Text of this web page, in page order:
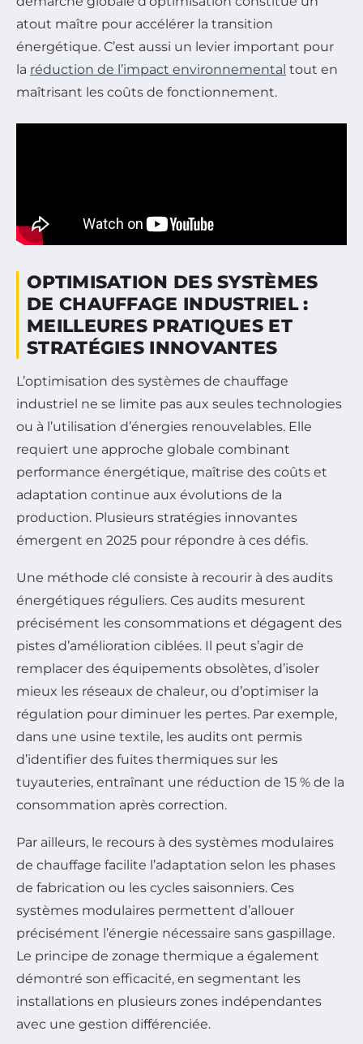
atout maître pour accélérer la transition
énergétique. C’est aussi un levier important pour
la réduction de l’impact environnemental tout en
maîtrisant les coûts de fonctionnement.
OPTIMISATION DES SYSTÈMES
DE CHAUFFAGE INDUSTRIEL :
MEILLEURES PRATIQUES ET
STRATÉGIES INNOVANTES
L’optimisation des systèmes de chauffage
industriel ne se limite pas aux seules technologies
ou à l’utilisation d’énergies renouvelables. Elle
requiert une approche globale combinant
performance énergétique, maîtrise des coûts et
adaptation continue aux évolutions de la
production. Plusieurs stratégies innovantes
émergent en 2025 pour répondre à ces défis.
Une méthode clé consiste à recourir à des audits
énergétiques réguliers. Ces audits mesurent
précisément les consommations et dégagent des
pistes d’amélioration ciblées. Il peut s’agir de
remplacer des équipements obsolètes, d’isoler
mieux les réseaux de chaleur, ou d’optimiser la
régulation pour diminuer les pertes. Par exemple,
dans une usine textile, les audits ont permis
d’identifier des fuites thermiques sur les
tuyauteries, entraînant une réduction de 15 % de la
consommation après correction.
Par ailleurs, le recours à des systèmes modulaires
de chauffage facilite l’adaptation selon les phases
de fabrication ou les cycles saisonniers. Ces
systèmes modulaires permettent d’allouer
précisément l’énergie nécessaire sans gaspillage.
Le principe de zonage thermique a également
démontré son efficacité, en segmentant les
installations en plusieurs zones indépendantes
avec une gestion différenciée.